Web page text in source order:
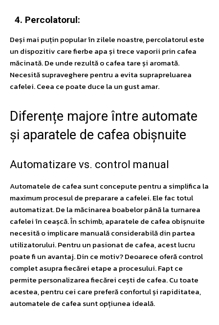
4. Percolatorul:
Deși mai puțin popular în zilele noastre, percolatorul este
un dispozitiv care fierbe apa și trece vaporii prin cafea
măcinată. De unde rezultă o cafea tare și aromată.
Necesită supraveghere pentru a evita suprapreluarea
cafelei. Ceea ce poate duce la un gust amar.
Diferențe majore între automate
și aparatele de cafea obișnuite
Automatizare vs. control manual
Automatele de cafea sunt concepute pentru a simplifica la
maximum procesul de preparare a cafelei. Ele fac totul
automatizat. De la măcinarea boabelor până la turnarea
cafelei în ceașcă. În schimb, aparatele de cafea obișnuite
necesită o implicare manuală considerabilă din partea
utilizatorului. Pentru un pasionat de cafea, acest lucru
poate fi un avantaj. Din ce motiv? Deoarece oferă control
complet asupra fiecărei etape a procesului. Fapt ce
permite personalizarea fiecărei cești de cafea. Cu toate
acestea, pentru cei care preferă confortul și rapiditatea,
automatele de cafea sunt opțiunea ideală.